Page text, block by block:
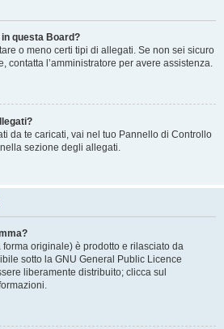
questa Board?
o meno certi tipi di allegati. Se non sei sicuro
contatta l’amministratore per avere assistenza.
da te caricati, vai nel tuo Pannello di Controllo
sezione degli allegati.
originale) è prodotto e rilasciato da
sotto la GNU General Public Licence
liberamente distribuito; clicca sul